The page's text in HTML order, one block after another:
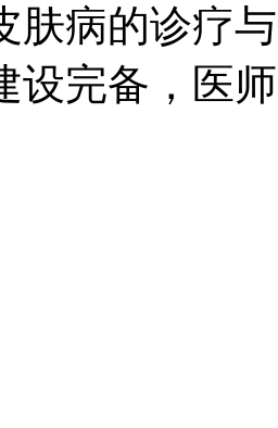
肤病的诊疗
设完备，医